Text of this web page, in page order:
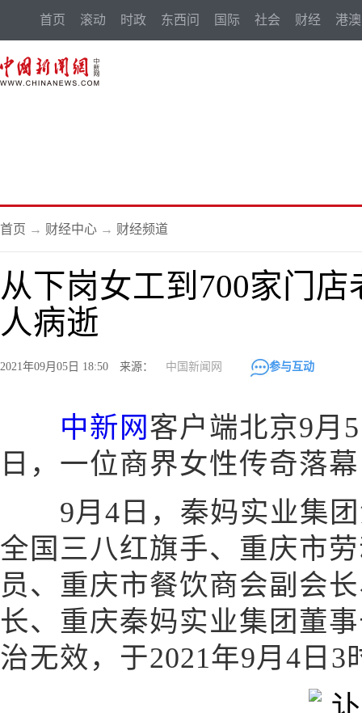
首页 滚动 时政 东西问 国际 社会 财经 港澳
首页 → 财经中心 → 财经频道
从下岗女工到700家门
人病逝
2021年09月05日 18:50 来源： 中国新闻网 参与互动
中新网 客户端北京9月
日，一位商界女性传奇落
9月4日，秦妈实业集团
全国三八红旗手、重庆市
员、重庆市餐饮商会副会
长、重庆秦妈实业集团董
治无效，于2021年9月4日